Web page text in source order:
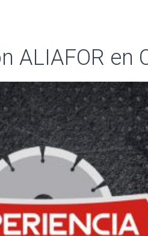
ALIAFOR en